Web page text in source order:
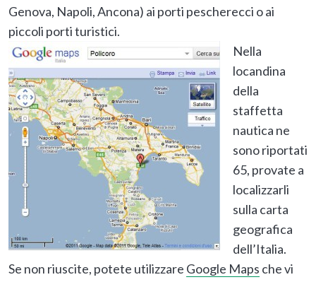
Genova, Napoli, Ancona) ai porti pescherecci o ai
piccoli porti turistici.
Nella
locandina
della
staffetta
nautica ne
sono riportati
65, provate a
localizzarli
sulla carta
geografica
dell’Italia.
Se non riuscite, potete utilizzare Google Maps che vi